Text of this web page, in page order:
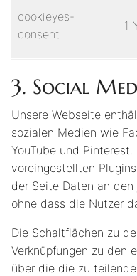
cookieyes-
consent
1
3. Social
Unsere Webseite
sozialen Medien wie
YouTube und
voreingestellten
der Seite Daten an
ohne dass die Nutzer
Die Schaltflächen zu
Verknüpfungen zu den
über die die zu